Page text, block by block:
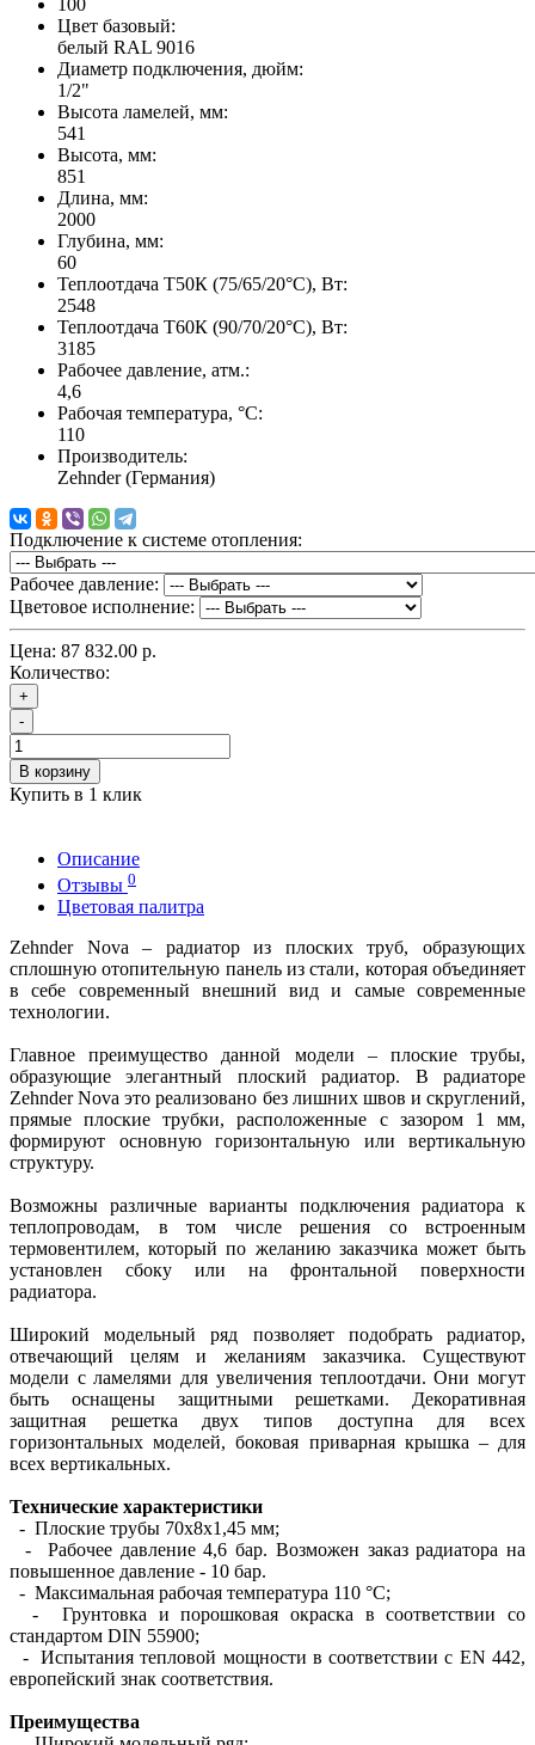
100
Цвет базовый:
белый RAL 9016
Диаметр подключения, дюйм:
1/2"
Высота ламелей, мм:
541
Высота, мм:
851
Длина, мм:
2000
Глубина, мм:
60
Теплоотдача Т50К (75/65/20°C), Вт:
2548
Теплоотдача Т60К (90/70/20°C), Вт:
3185
Рабочее давление, атм.:
4,6
Рабочая температура, °C:
110
Производитель:
Zehnder (Германия)
Подключение к системе отопления:
Рабочее давление:
Цветовое исполнение:
Цена: 87 832.00 р.
Количество:
+
-
В корзину
Купить в 1 клик
Описание
Отзывы 0
Цветовая палитра
Zehnder Nova – радиатор из плоских труб, образующих
сплошную отопительную панель из стали, которая объединяет
в себе современный внешний вид и самые современные
технологии.
Главное преимущество данной модели – плоские трубы,
образующие элегантный плоский радиатор. В радиаторе
Zehnder Nova это реализовано без лишних швов и скруглений,
прямые плоские трубки, расположенные с зазором 1 мм,
формируют основную горизонтальную или вертикальную
структуру.
Возможны различные варианты подключения радиатора к
теплопроводам, в том числе решения со встроенным
термовентилем, который по желанию заказчика может быть
установлен сбоку или на фронтальной поверхности
радиатора.
Широкий модельный ряд позволяет подобрать радиатор,
отвечающий целям и желаниям заказчика. Существуют
модели с ламелями для увеличения теплоотдачи. Они могут
быть оснащены защитными решетками. Декоративная
защитная решетка двух типов доступна для всех
горизонтальных моделей, боковая приварная крышка – для
всех вертикальных.
Технические характеристики
- Плоские трубы 70х8х1,45 мм;
- Рабочее давление 4,6 бар. Возможен заказ радиатора на
повышенное давление - 10 бар.
- Максимальная рабочая температура 110 °С;
- Грунтовка и порошковая окраска в соответствии со
стандартом DIN 55900;
- Испытания тепловой мощности в соответствии с EN 442,
европейский знак соответствия.
Преимущества